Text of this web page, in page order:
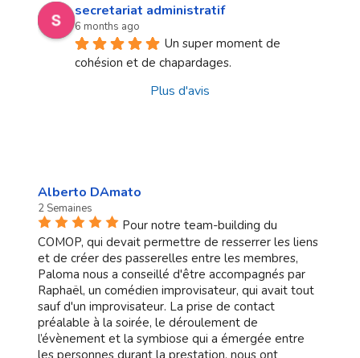
secretariat administratif
6 months ago
Un super moment de
cohésion et de chapardages.
Plus d'avis
Alberto DAmato
2 Semaines
Pour notre team-building du
COMOP, qui devait permettre de resserrer les liens
et de créer des passerelles entre les membres,
Paloma nous a conseillé d'être accompagnés par
Raphaël, un comédien improvisateur, qui avait tout
sauf d'un improvisateur. La prise de contact
préalable à la soirée, le déroulement de
l’évènement et la symbiose qui a émergée entre
les personnes durant la prestation, nous ont